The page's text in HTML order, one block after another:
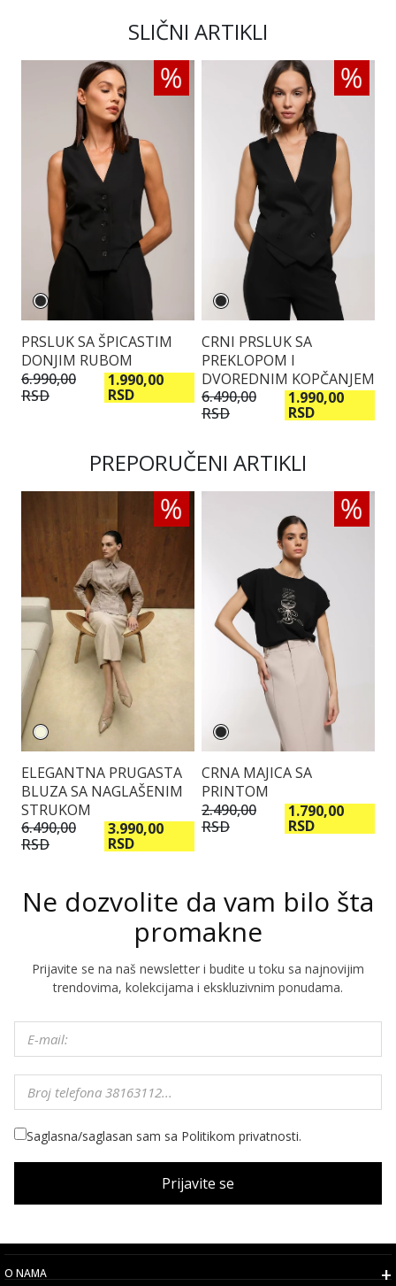
SLIČNI ARTIKLI
PRSLUK SA ŠPICASTIM
DONJIM RUBOM
6.990,00
RSD
1.990,00
RSD
CRNI PRSLUK SA
PREKLOPOM I
DVOREDNIM KOPČANJEM
6.490,00
RSD
1.990,00
RSD
PREPORUČENI ARTIKLI
ELEGANTNA PRUGASTA
BLUZA SA NAGLAŠENIM
STRUKOM
6.490,00
RSD
3.990,00
RSD
CRNA MAJICA SA
PRINTOM
2.490,00
RSD
1.790,00
RSD
Ne dozvolite da vam bilo šta
promakne
Prijavite se na naš newsletter i budite u toku sa najnovijim
trendovima, kolekcijama i ekskluzivnim ponudama.
Saglasna/saglasan sam sa Politikom privatnosti.
Prijavite se
O NAMA